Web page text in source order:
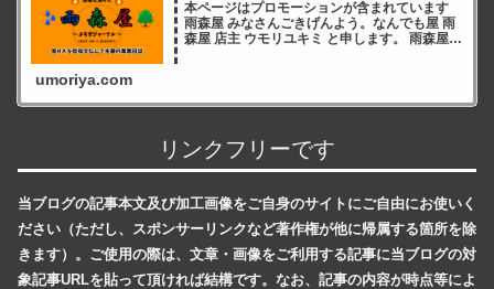
本ページはプロモーションが含まれています
雨森屋 みなさんごきげんよう。なんでも屋 雨
森屋 店主 ウモリユキミ と申します。 雨森屋店
umoriya.com
リンクフリーです
当ブログの記事本文及び加工画像をご自身のサイトにご自由にお使いく
ださい（ただし、スポンサーリンクなど著作権が他に帰属する箇所を除
きます）。ご使用の際は、文章・画像をご利用する記事に当ブログの対
象記事URLを貼って頂ければ結構です。なお、記事の内容が時点等によ